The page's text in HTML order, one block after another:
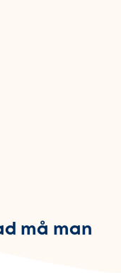
må man